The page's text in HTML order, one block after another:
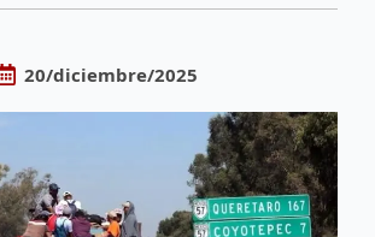
20/diciembre/2025